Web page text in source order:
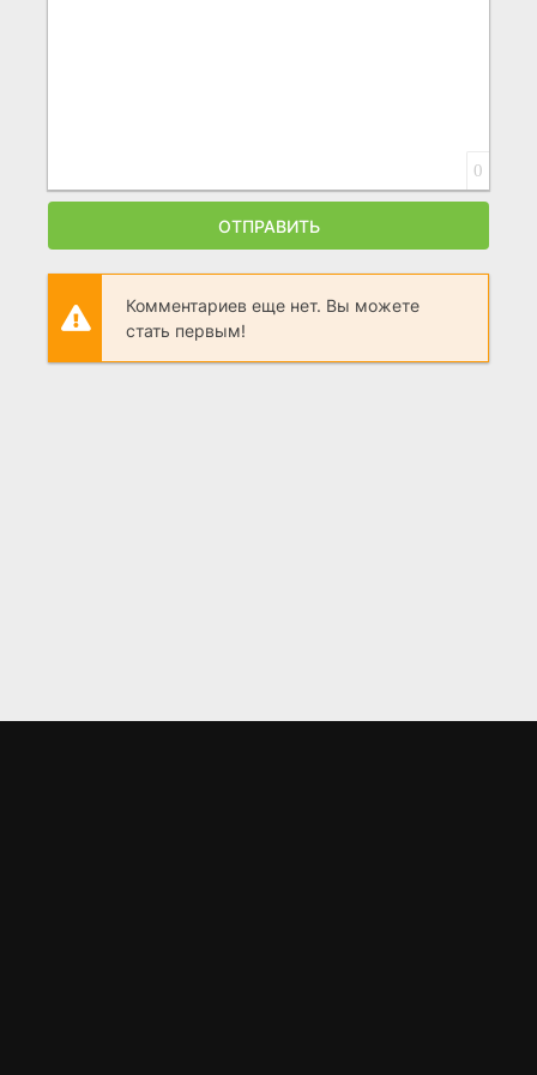
0
ОТПРАВИТЬ
Комментариев еще нет. Вы можете
стать первым!